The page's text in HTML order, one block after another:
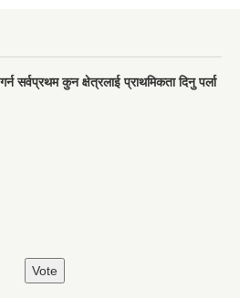
सर्वप्रथम कुन क्षेत्रलाई प्राथमिकता दिनु पर्ला